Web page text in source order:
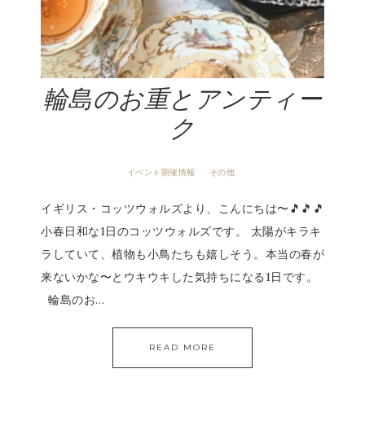
輪島のお重とアンティー
ク
イベント開催情報 · その他
イギリス・コッツウォルズより、こんにちは〜🎵🎵🎵
小春日和な1日のコッツウォルズです。 太陽がキラキ
ラしていて、植物も小鳥たちも嬉しそう。本当の春が
来ないかな〜とウキウキした気持ちになる1日です。
輪島のお…
READ MORE